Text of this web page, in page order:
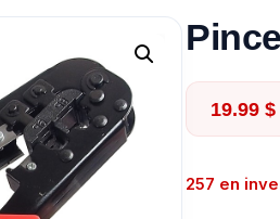
19.99 $
257 en